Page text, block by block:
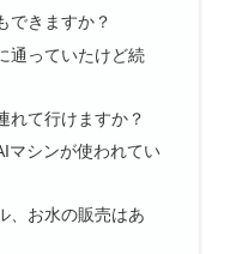
できますか？
通っていたけど続
れて行けますか？
マシンが使われてい
、お水の販売はあ